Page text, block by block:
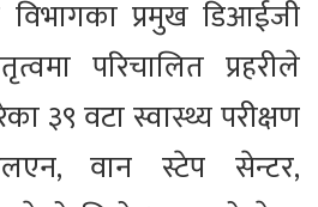
प्रमुख डिआईजी
परिचालित प्रहरीले
३९ वटा स्वास्थ्य परीक्षण
वान स्टेप सेन्टर,